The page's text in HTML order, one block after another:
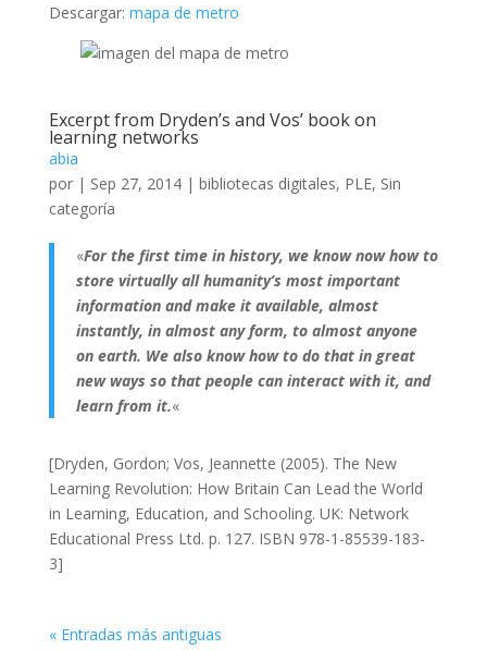
Descargar: mapa de metro
Excerpt from Dryden’s and Vos’ book on
learning networks
abia
por | Sep 27, 2014| bibliotecas digitales, PLE, Sin
categoría
«For the first time in history, we know now how to
store virtually all humanity’s most important
information and make it available, almost
instantly, in almost any form, to almost anyone
on earth. We also know how to do that in great
new ways so that people can interact with it, and
learn from it.«
[Dryden, Gordon; Vos, Jeannette (2005). The New
Learning Revolution: How Britain Can Lead the World
in Learning, Education, and Schooling. UK: Network
Educational Press Ltd. p. 127. ISBN 978-1-85539-183-
3]
« Entradas más antiguas